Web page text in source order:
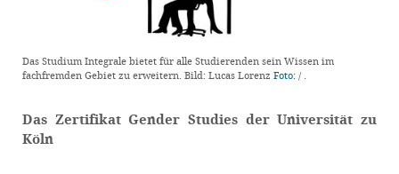
Das Studium Integrale bietet für alle Studierenden sein Wissen im
fachfremden Gebiet zu erweitern. Bild: Lucas Lorenz Foto: / .
Das Zertifikat Gender Studies der Universität zu
Köln